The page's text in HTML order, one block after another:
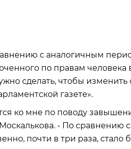
с аналогичным
по правам
сделать, чтобы изменить
газете».
ко мне по поводу
Москалькова. - По сравнению
почти в три раза,